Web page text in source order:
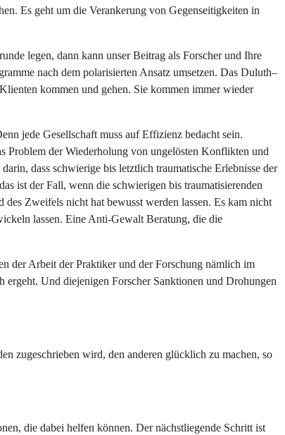
Es geht um die Verankerung von Gegenseitigkeiten in
legen, dann kann unser Beitrag als Forscher und Ihre
nach dem polarisierten Ansatz umsetzen. Das Duluth–
kommen und gehen. Sie kommen immer wieder
jede Gesellschaft muss auf Effizienz bedacht sein.
Problem der Wiederholung von ungelösten Konflikten und
dass schwierige bis letztlich traumatische Erlebnisse der
ist der Fall, wenn die schwierigen bis traumatisierenden
Zweifels nicht hat bewusst werden lassen. Es kam nicht
lassen. Eine Anti-Gewalt Beratung, die die
der Arbeit der Praktiker und der Forschung nämlich im
Und diejenigen Forscher Sanktionen und Drohungen
zugeschrieben wird, den anderen glücklich zu machen, so
die dabei helfen können. Der nächstliegende Schritt ist